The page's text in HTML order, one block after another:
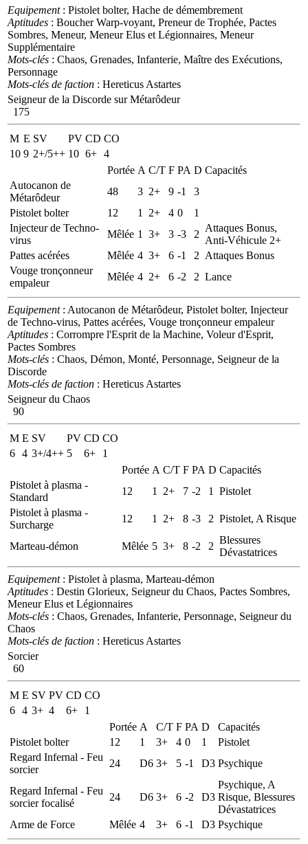
Equipement: Pistolet bolter, Hache de démembrement
Aptitudes : Boucher Warp-voyant, Preneur de Trophée, Pactes
Sombres, Meneur, Meneur Elus et Légionnaires, Meneur
Supplémentaire
Mots-clés : Chaos, Grenades, Infanterie, Maître des Exécutions,
Personnage
Mots-clés de faction : Hereticus Astartes
Seigneur de la Discorde sur Métarôdeur
175
M E SV PV CD CO
10 9 2+/5++ 10 6+ 4
Portée A C/T F PA D Capacités
Autocanon de
Métarôdeur
48 3 2+ 9 -1
3
Pistolet bolter
12 1 2+ 4 0
1
Injecteur de Techno-
virus
Mêlée 1 3+ 3 -3 2
Attaques Bonus,
Anti-Véhicule 2+
Pattes acérées
Mêlée 4 3+ 6 -1 2 Attaques Bonus
Vouge tronçonneur
empaleur
Mêlée 4 2+ 6 -2 2 Lance
Equipement: Autocanon de Métarôdeur, Pistolet bolter, Injecteur
de Techno-virus, Pattes acérées, Vouge tronçonneur empaleur
Aptitudes : Corrompre l'Esprit de la Machine, Voleur d'Esprit,
Pactes Sombres
Mots-clés : Chaos, Démon, Monté, Personnage, Seigneur de la
Discorde
Mots-clés de faction : Hereticus Astartes
Seigneur du Chaos
90
M E SV PV CD CO
6 4 3+/4++ 5 6+
1
Portée A C/T F PA D Capacités
Pistolet à plasma -
Standard
12 1 2+ 7 -2 1
Pistolet
Pistolet à plasma -
Surcharge
12 1 2+ 8 -3 2 Pistolet, A Risque
Marteau-démon Mêlée 5 3+ 8 -2 2
Blessures
Dévastatrices
Equipement: Pistolet à plasma, Marteau-démon
Aptitudes : Destin Glorieux, Seigneur du Chaos, Pactes Sombres,
Meneur Elus et Légionnaires
Mots-clés : Chaos, Grenades, Infanterie, Personnage, Seigneur du
Chaos
Mots-clés de faction : Hereticus Astartes
Sorcier
60
M E SV PV CD CO
6 4 3+ 4 6+
1
Portée A C/T F PA D
Capacités
Pistolet bolter
12 1 3+ 4 0 1
Pistolet
Regard Infernal - Feu
sorcier
24 D6 3+ 5 -1 D3 Psychique
Regard Infernal - Feu
sorcier focalisé
24 D6 3+ 6 -2 D3
Psychique, A
Risque, Blessures
Dévastatrices
Arme de Force
Mêlée 4 3+ 6 -1 D3 Psychique